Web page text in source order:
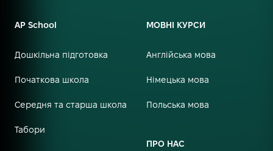
AP School
Дошкільна підготовка
Початкова школа
Середня та старша школа
Табори
МОВНІ КУРСИ
Англійська мова
Німецька мова
Польська мова
ПРО НАС